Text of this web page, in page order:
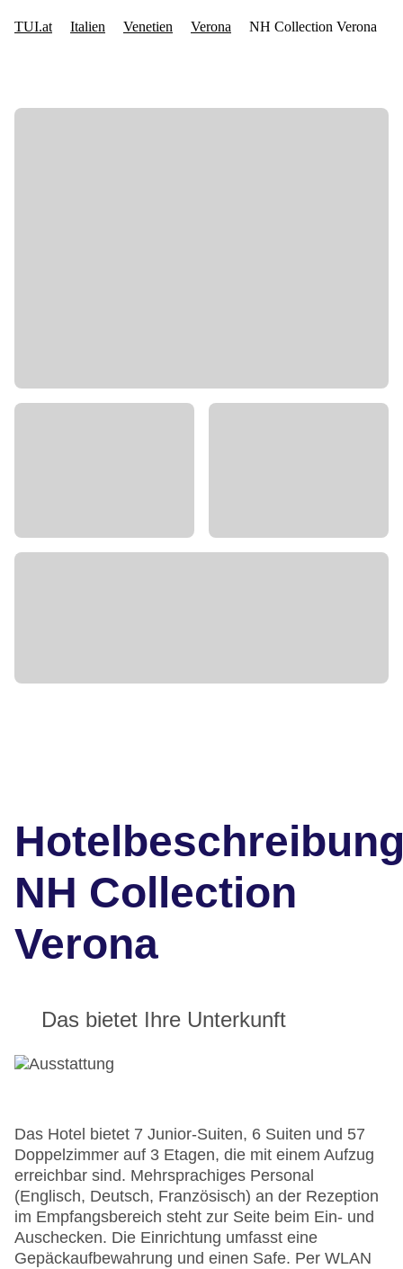
NH Collection
Verona
Das bietet Ihre Unterkunft
Das Hotel bietet 7 Junior-Suiten, 6 Suiten und 57
Doppelzimmer auf 3 Etagen, die mit einem Aufzug
erreichbar sind. Mehrsprachiges Personal
(Englisch, Deutsch, Französisch) an der Rezeption
im Empfangsbereich steht zur Seite beim Ein- und
Auschecken. Die Einrichtung umfasst eine
Gepäckaufbewahrung und einen Safe. Per WLAN